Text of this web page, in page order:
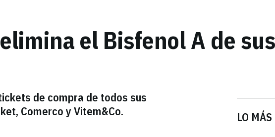
el Bisfenol A de
de compra de todos sus
Comerco y Vitem&Co.
LO